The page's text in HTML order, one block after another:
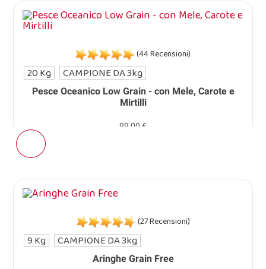
Pesce Oceanico Low Grain - con Mele, Carote e
Mirtilli
(44 Recensioni)
99,00 €
20 Kg CAMPIONE DA 3kg
Aringhe Grain Free
(27 Recensioni)
9 Kg CAMPIONE DA 3kg